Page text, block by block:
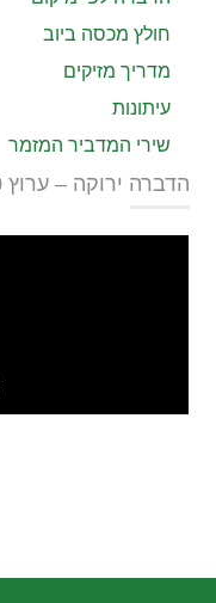
חולץ מכסה ביוב
מדריך מזיקים
עיתונות
שירי המדביר המזמר
הדברה ירוקה – ערוץ 10 תוכנית הבוקר